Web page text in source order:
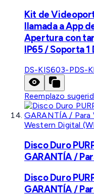
Kit de
llamada a App
Apertura con
IP65 / Soporta
DS-KIS603-PDS-
Reemplazo
Western Digital
Disco Duro
GARANTÍA /
Disco Duro
GARANTÍA /